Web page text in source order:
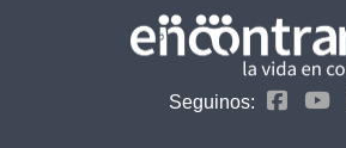
Seguinos: